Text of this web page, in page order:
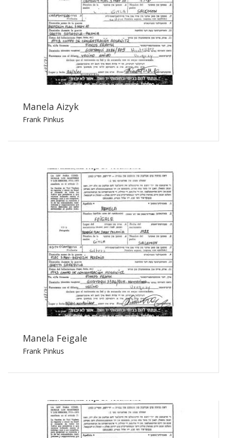
Manela Aizyk
Frank Pinkus
Manela Feigale
Frank Pinkus